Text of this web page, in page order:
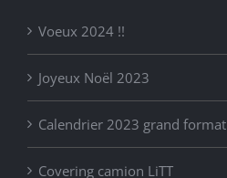
Voeux 2024 !!
Joyeux Noël 2023
Calendrier 2023 grand format
Covering camion LiTT